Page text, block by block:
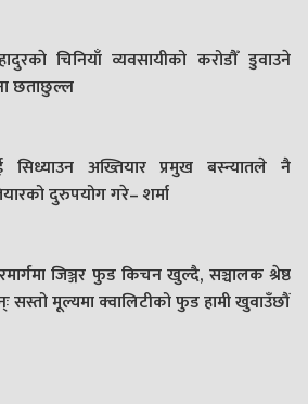
चिनियाँ व्यवसायीको करोडौँ डुवाउने
छताछुल्ल
सिध्याउन अख्तियार प्रमुख बस्न्यातले नै
दुरुपयोग गरे– शर्मा
जिञ्जर फुड किचन खुल्दै, सञ्चालक श्रेष्ठ
सस्तो मूल्यमा क्वालिटीको फुड हामी खुवाउँछौं